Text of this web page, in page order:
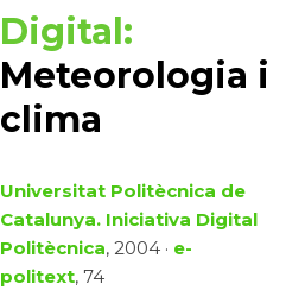
Digital:
Meteorologia i
clima
Universitat Politècnica de
Catalunya. Iniciativa Digital
Politècnica, 2004 · e-
politext, 74